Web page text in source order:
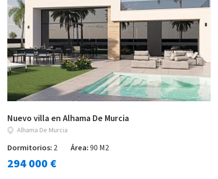
Nuevo villa en Alhama De Murcia
Alhama De Murcia
Dormitorios: 2 Área:90 M2
294 000 €